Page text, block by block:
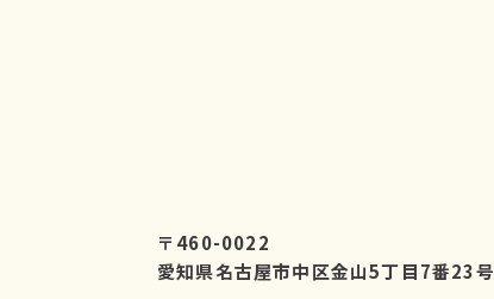
〒460-0022
愛知県名古屋市中区金山5丁目7番23号